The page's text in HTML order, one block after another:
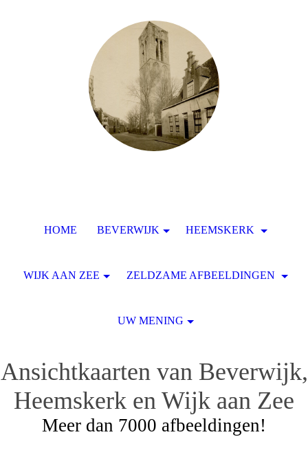
Ansichtkaarten van Beverwijk,
Heemskerk en Wijk aan Zee
Meer dan 7000 afbeeldingen!
HOME BEVERWIJK HEEMSKERK
WIJK AAN ZEE ZELDZAME AFBEELDINGEN
UW MENING